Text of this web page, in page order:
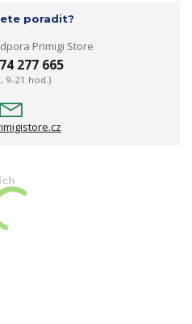
poradit?
Primigi Store
277 665
9-21 hod.)